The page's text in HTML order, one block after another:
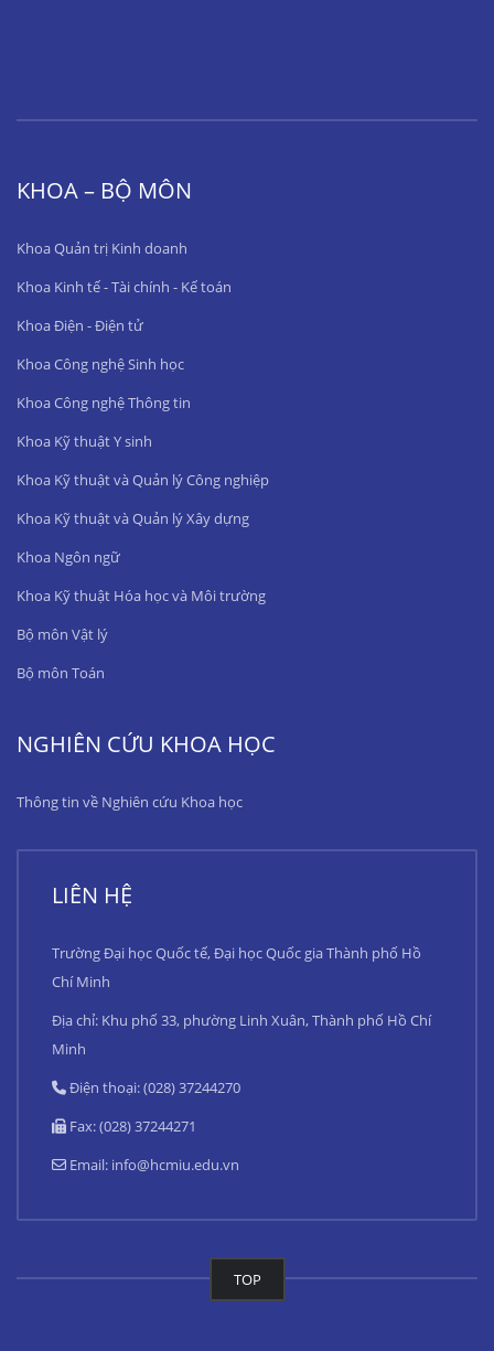
KHOA – BỘ MÔN
Khoa Quản trị Kinh doanh
Khoa Kinh tế - Tài chính - Kế toán
Khoa Điện - Điện tử
Khoa Công nghệ Sinh học
Khoa Công nghệ Thông tin
Khoa Kỹ thuật Y sinh
Khoa Kỹ thuật và Quản lý Công nghiệp
Khoa Kỹ thuật và Quản lý Xây dựng
Khoa Ngôn ngữ
Khoa Kỹ thuật Hóa học và Môi trường
Bộ môn Vật lý
Bộ môn Toán
NGHIÊN CỨU KHOA HỌC
Thông tin về Nghiên cứu Khoa học
LIÊN HỆ
Trường Đại học Quốc tế, Đại học Quốc gia Thành phố Hồ
Chí Minh
Địa chỉ: Khu phố 33, phường Linh Xuân, Thành phố Hồ Chí
Minh
Điện thoại: (028) 37244270
Fax: (028) 37244271
Email: info@hcmiu.edu.vn
TOP